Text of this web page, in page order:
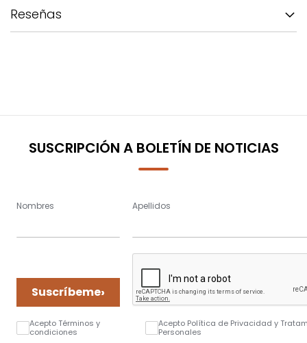
Reseñas
SUSCRIPCIÓN A BOLETÍN DE NOTICIAS
Nombres Apellidos
Suscríbeme›
Acepto Términos y
condiciones
Acepto Política de Privacidad y
Personales